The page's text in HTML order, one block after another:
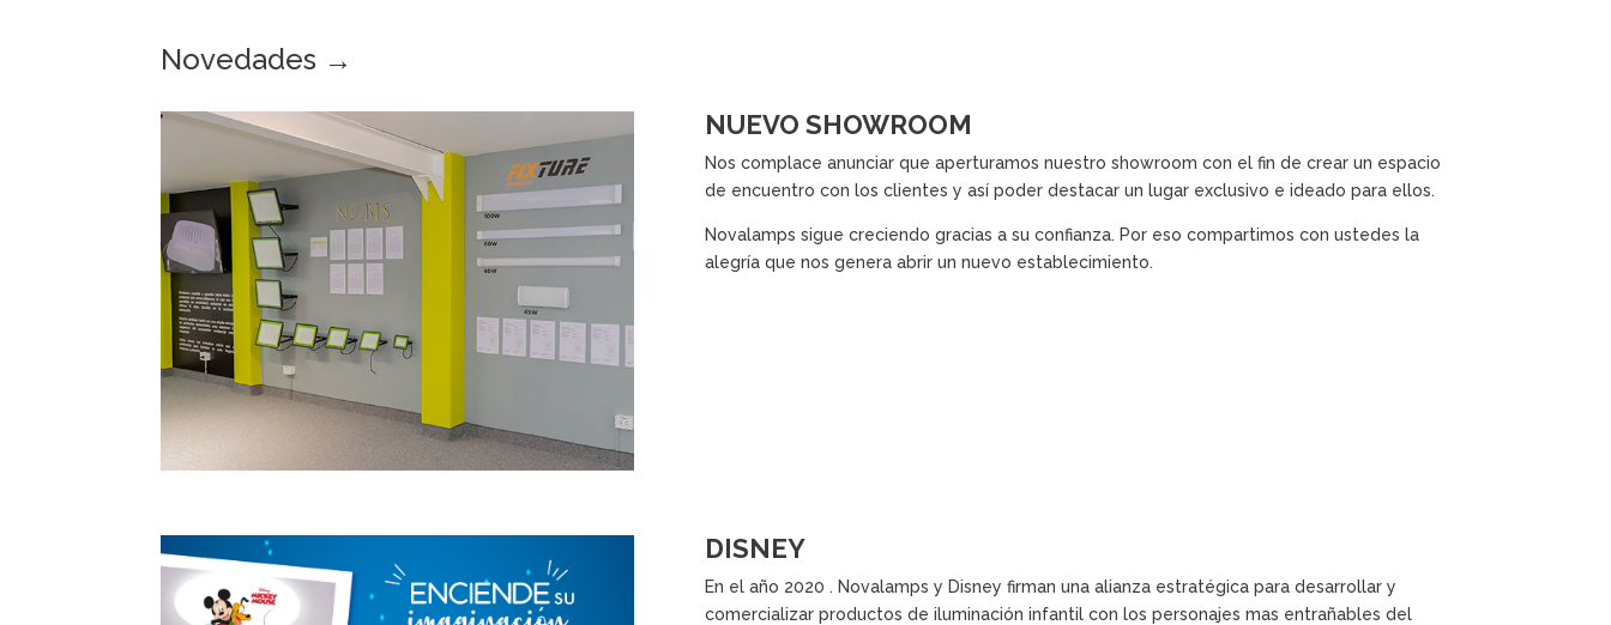
Novedades →
NUEVO SHOWROOM
Nos complace anunciar que aperturamos nuestro showroom con el fin de crear un espacio
de encuentro con los clientes y así poder destacar un lugar exclusivo e ideado para ellos.
Novalamps sigue creciendo gracias a su confianza. Por eso compartimos con ustedes la
alegría que nos genera abrir un nuevo establecimiento.
DISNEY
En el año 2020 . Novalamps y Disney firman una alianza estratégica para desarrollar y
comercializar productos de iluminación infantil con los personajes mas entrañables del